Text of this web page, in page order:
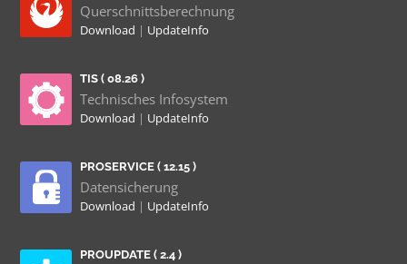
Querschnittsberechnung
Download | UpdateInfo
TIS ( 08.26 )
Technisches Infosystem
Download | UpdateInfo
PROSERVICE ( 12.15 )
Datensicherung
Download | UpdateInfo
PROUPDATE ( 2.4 )